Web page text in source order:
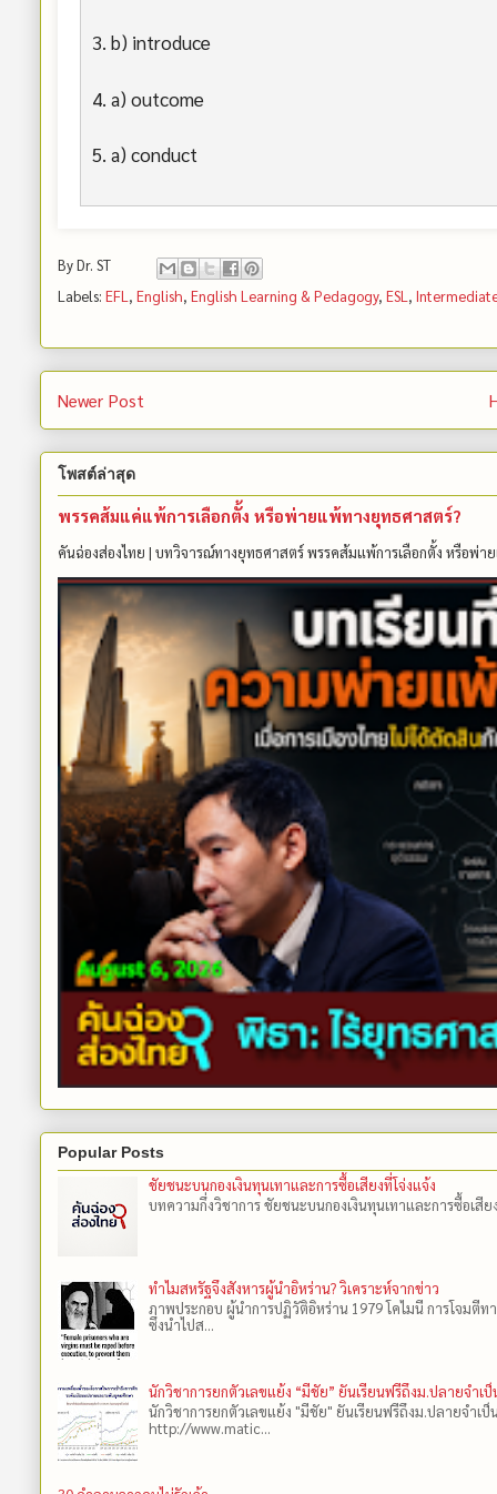
3. b) introduce
4. a) outcome
5. a) conduct
ByDr. ST
Labels: EFL , English, English Learning & Pedagogy, ESL ,
Newer Post
โพสต์ล่าสุด
พรรคส้มแค่แพ้การเลือกตั้ง หรือพ่ายแพ้ทางยุทธศาสตร์?
คันฉ่องส่องไทย | บทวิจารณ์ทางยุทธศาสตร์ พรรคส้มแพ้การเลือกตั้ง หรือพ่
Popular Posts
ชัยชนะบนกองเงินทุนเทาและการซื้อเสียงที่โจ่งแจ้ง
บทความกึ่งวิชาการ ชัยชนะบนกองเงินทุนเทาและการซื้อเสีย
ทำไมสหรัฐจึงสังหารผู้นำอิหร่าน? วิเคราะห์จากข่าว
ภาพประกอบ ผู้นำการปฏิวัติอิหร่าน 1979 โคไมนี การโจมตีท
ซึ่งนำไปส...
นักวิชาการยกตัวเลขแย้ง “มีชัย” ยันเรียนฟรีถึงม.ปลายจำเ
นักวิชาการยกตัวเลขแย้ง "มีชัย" ยันเรียนฟรีถึงม.ปลายจำ
http://www.matic...